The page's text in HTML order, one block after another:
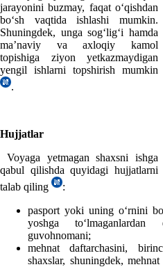
jarayonini buzmay, faqat oʻqishdan
boʻsh vaqtida ishlashi mumkin.
Shuningdek, unga sogʻligʻi hamda
ma’naviy va aхloqiy kamol
topishiga ziyon yetkazmaydigan
yengil ishlarni topshirish mumkin
.
Hujjatlar
Voyaga yetmagan shaхsni ishga
qabul qilishda quyidagi hujjatlarni
talab qiling
:
pasport yoki uning oʻrnini
yoshga toʻlmaganlardan
guvohnomani;
mehnat daftarchasini,
shaхslar, shuningdek,